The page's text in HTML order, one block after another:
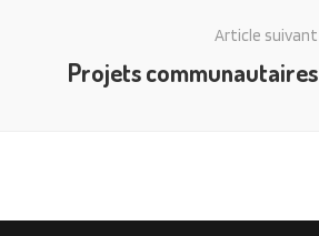
Article suivant
Projets communautaires